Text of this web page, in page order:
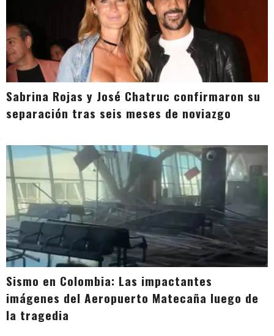
Sabrina Rojas y José Chatruc confirmaron su
separación tras seis meses de noviazgo
Sismo en Colombia: Las impactantes
imágenes del Aeropuerto Matecaña luego de
la tragedia